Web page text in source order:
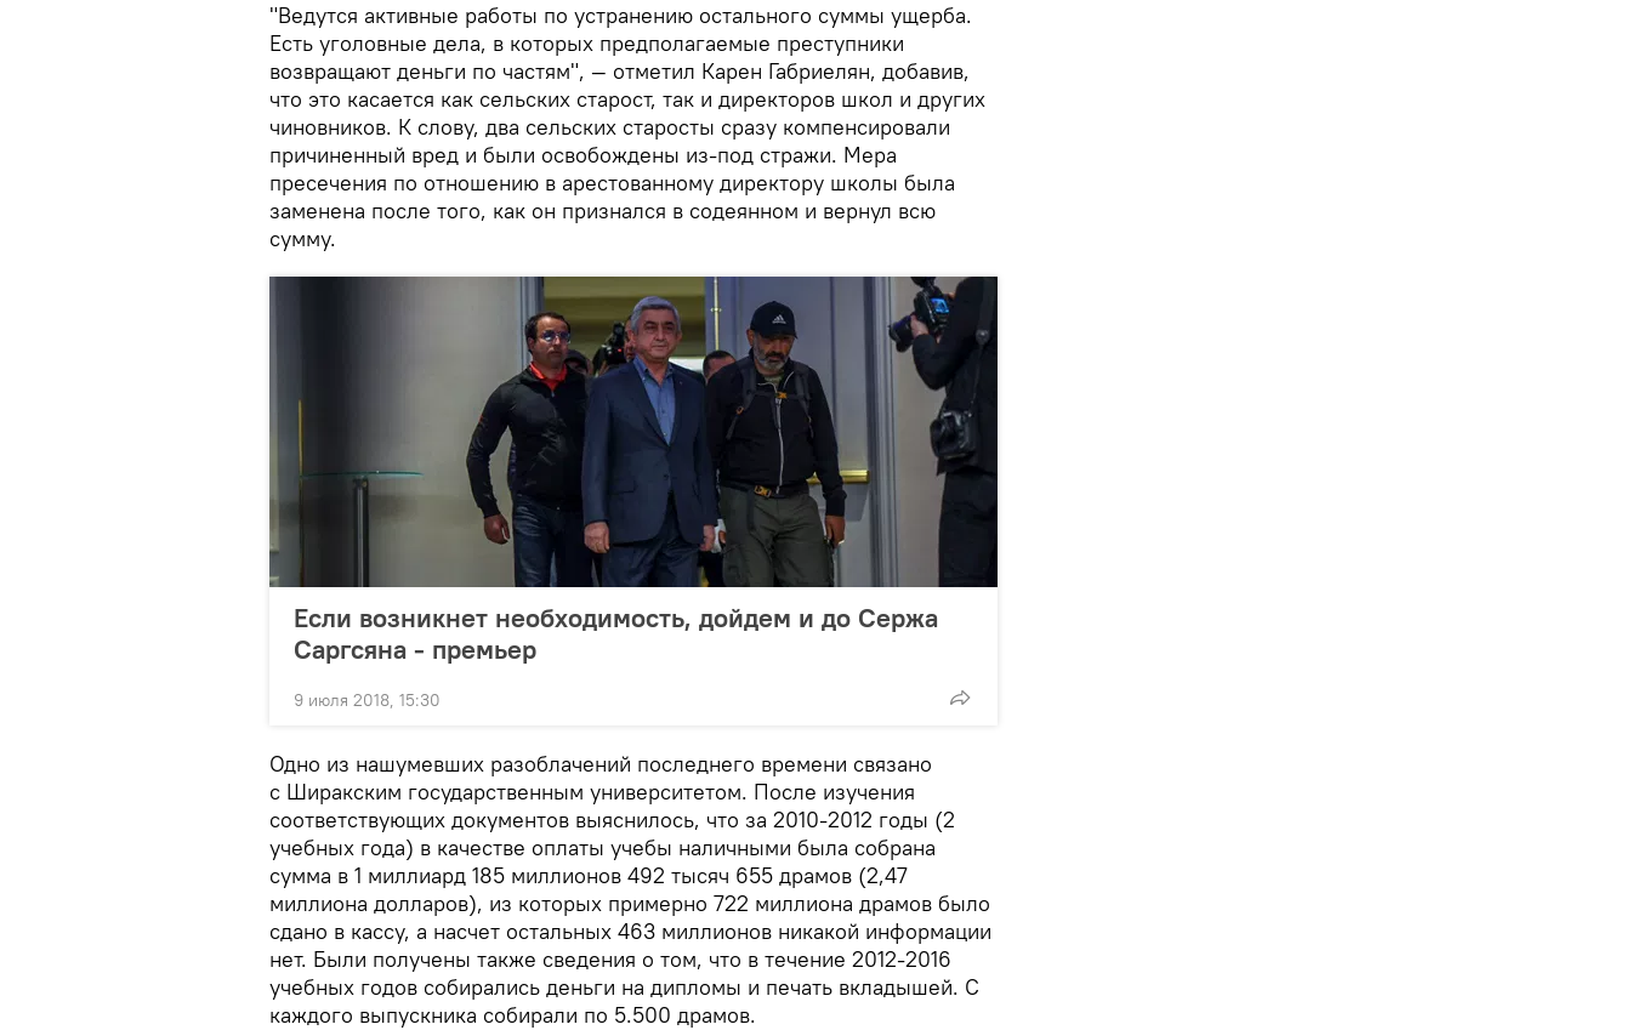
"Ведутся активные работы по устранению остального суммы ущерба.
Есть уголовные дела, в которых предполагаемые преступники
возвращают деньги по частям", — отметил Карен Габриелян, добавив,
что это касается как сельских старост, так и директоров школ и других
чиновников. К слову, два сельских старосты сразу компенсировали
причиненный вред и были освобождены из-под стражи. Мера
пресечения по отношению в арестованному директору школы была
заменена после того, как он признался в содеянном и вернул всю
сумму.
Если возникнет необходимость, дойдем и до Сержа
Саргсяна - премьер
9 июля 2018, 15:30
Одно из нашумевших разоблачений последнего времени связано
с Ширакским государственным университетом. После изучения
соответствующих документов выяснилось, что за 2010-2012 годы (2
учебных года) в качестве оплаты учебы наличными была собрана
сумма в 1 миллиард 185 миллионов 492 тысяч 655 драмов (2,47
миллиона долларов), из которых примерно 722 миллиона драмов было
сдано в кассу, а насчет остальных 463 миллионов никакой информации
нет. Были получены также сведения о том, что в течение 2012-2016
учебных годов собирались деньги на дипломы и печать вкладышей. С
каждого выпускника собирали по 5.500 драмов.